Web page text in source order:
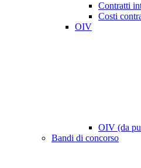
Contratti
Costi
OIV
OIV (da
Bandi di concorso